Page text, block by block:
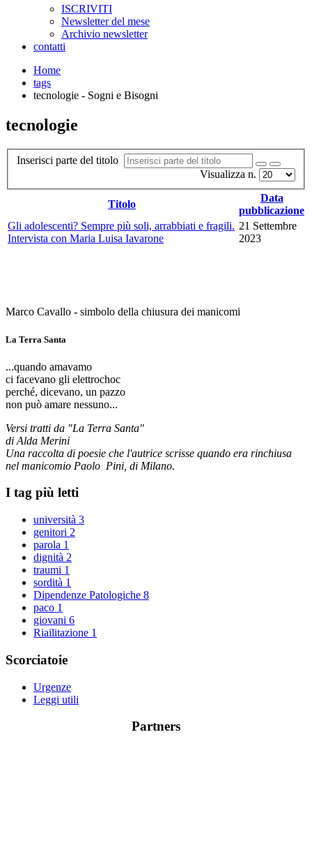
ISCRIVITI
Newsletter del mese
Archivio newsletter
contatti
Home
tags
tecnologie - Sogni e Bisogni
tecnologie
Inserisci parte del titolo
Visualizza n.
Titolo
Data
pubblicazione
Gli adolescenti? Sempre più soli, arrabbiati e fragili.
Intervista con Maria Luisa Iavarone
21 Settembre
2023
Marco Cavallo - simbolo della chiusura dei manicomi
La Terra Santa
...quando amavamo
ci facevano gli elettrochoc
perché, dicevano, un pazzo
non può amare nessuno...
Versi tratti da "La Terra Santa"
di Alda Merini
Una raccolta di poesie che l'autrice scrisse quando era rinchiusa
nel manicomio Paolo Pini, di Milano.
I tag più letti
università 3
genitori 2
parola 1
dignità 2
traumi 1
sordità 1
Dipendenze Patologiche 8
paco 1
giovani 6
Riailitazione 1
Scorciatoie
Urgenze
Leggi utili
Partners